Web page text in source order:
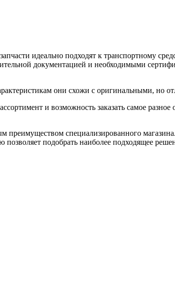
идеально подходят к транспортному
документацией и необходимыми
они схожи с оригинальными, но
и возможность заказать самое
преимуществом специализированного
подобрать наиболее подходящее